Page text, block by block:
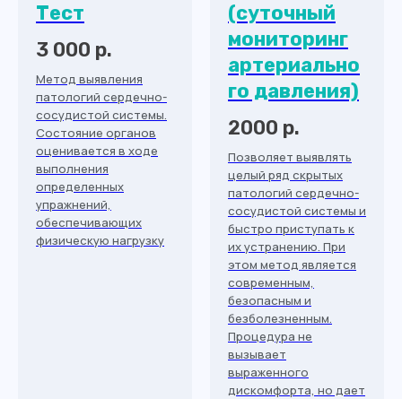
Тест
3 000 р.
Метод выявления
патологий сердечно-
сосудистой системы.
Состояние органов
оценивается в ходе
выполнения
определенных
упражнений,
обеспечивающих
физическую нагрузку
(суточный
мониторинг
артериально
го давления)
2000 р.
Позволяет выявлять
целый ряд скрытых
патологий сердечно-
сосудистой системы и
быстро приступать к
их устранению. При
этом метод является
современным,
безопасным и
безболезненным.
Процедура не
вызывает
выраженного
дискомфорта, но дает